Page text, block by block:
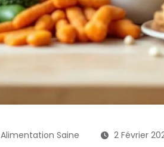
Alimentation Saine 2 Février